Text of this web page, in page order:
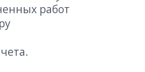
работ